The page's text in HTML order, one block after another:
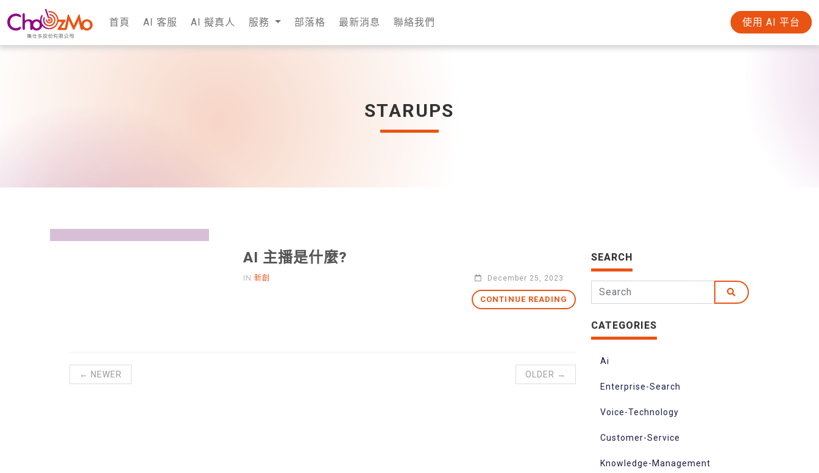
首頁 AI 客服 AI 擬真人 服務 部落格 最新消息 聯絡我們 使用 AI 平台
STARUPS
AI 主播是什麼?
IN 新創 December 25, 2023
CONTINUE READING
← NEWER OLDER →
SEARCH
CATEGORIES
Ai
Enterprise-Search
Voice-Technology
Customer-Service
Knowledge-Management